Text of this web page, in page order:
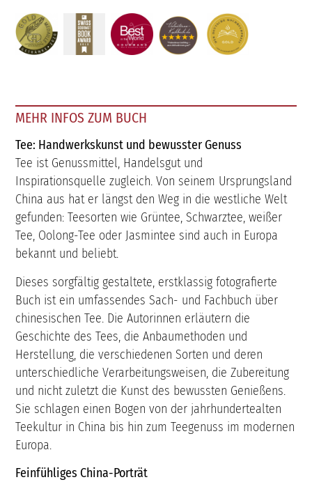
MEHR INFOS ZUM BUCH
Tee: Handwerkskunst und bewusster Genuss
Tee ist Genussmittel, Handelsgut und
Inspirationsquelle zugleich. Von seinem Ursprungsland
China aus hat er längst den Weg in die westliche Welt
gefunden: Teesorten wie Grüntee, Schwarztee, weißer
Tee, Oolong-Tee oder Jasmintee sind auch in Europa
bekannt und beliebt.
Dieses sorgfältig gestaltete, erstklassig fotografierte
Buch ist ein umfassendes Sach- und Fachbuch über
chinesischen Tee. Die Autorinnen erläutern die
Geschichte des Tees, die Anbaumethoden und
Herstellung, die verschiedenen Sorten und deren
unterschiedliche Verarbeitungsweisen, die Zubereitung
und nicht zuletzt die Kunst des bewussten Genießens.
Sie schlagen einen Bogen von der jahrhundertealten
Teekultur in China bis hin zum Teegenuss im modernen
Europa.
Feinfühliges China-Porträt